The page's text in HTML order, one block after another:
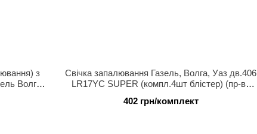
з
Волга
Свічка запалювання Газель, Волга, Уаз дв.406
LR17YC SUPER (компл.4шт блістер) (пр-во
402 грн/комплект